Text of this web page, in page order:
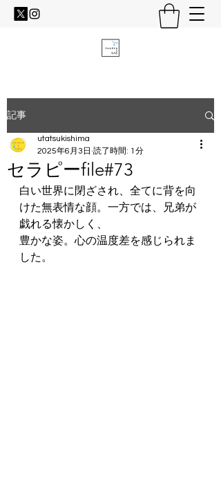
記事
セラピーfile#73
utatsukishima
2025年6月3日 読了時間: 1分
白い世界に閉ざされ、全てに背を向
けた無表情な顔。一方では、兄弟が
戯れる懐かしく、
豊かな姿。心の温度差を感じられま
した。